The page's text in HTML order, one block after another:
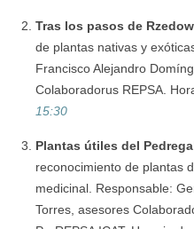
Tras los pasos de
de plantas nativas y
Francisco Alejandro
Colaboradorus REPSA.
15:30
Plantas útiles del
reconocimiento de plantas
medicinal. Responsable:
Torres, asesores